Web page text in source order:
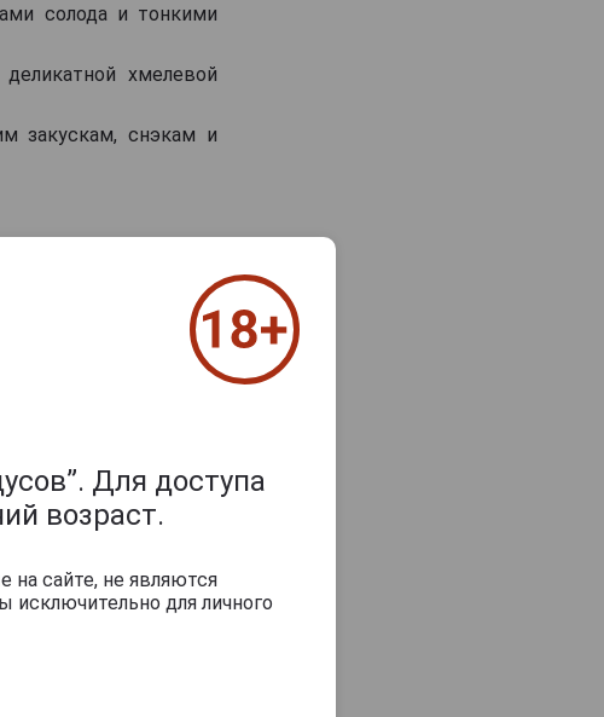
солода и тонкими
хмелевой
закускам, снэкам и
0из 2000 знаков
Для доступа
возраст.
сайте, не являются
исключительно для личного